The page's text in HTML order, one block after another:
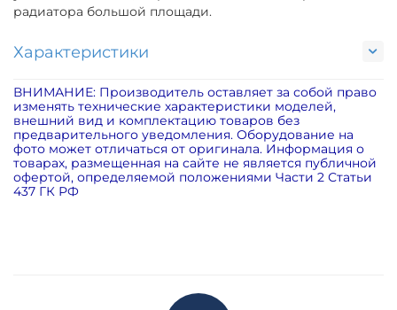
радиатора большой площади.
Характеристики
ВНИМАНИЕ: Производитель оставляет за собой право
изменять технические характеристики моделей,
внешний вид и комплектацию товаров без
предварительного уведомления. Оборудование на
фото может отличаться от оригинала. Информация о
товарах, размещенная на сайте не является публичной
офертой, определяемой положениями Части 2 Статьи
437 ГК РФ